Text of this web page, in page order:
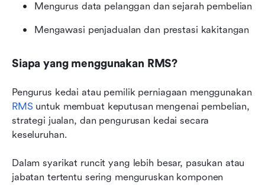
Mengurus data pelanggan dan sejarah pembelian
Mengawasi penjadualan dan prestasi kakitangan
Siapa yang menggunakan RMS?
RMS untuk membuat keputusan mengenai pembelian,
strategi jualan, dan pengurusan kedai secara
keseluruhan.
Dalam syarikat runcit yang lebih besar, pasukan atau
jabatan tertentu sering menguruskan komponen